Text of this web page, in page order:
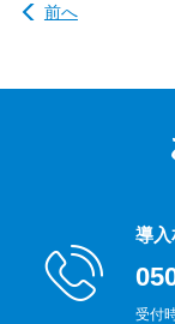
前へ
導
受付